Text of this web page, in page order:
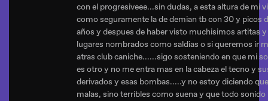
con el progresiveee...sin dudas, a esta altura de mi
como seguramente la de demian tb con 30 y picos
años y despues de haber visto muchisimos artitas y
lugares nombrados como saldias o si queremos ir
atras club caniche......sigo sosteniendo en que mi
es otro y no me entra mas en la cabeza el tecno y
derivados y esas bombas.....y no estoy diciendo
malas, sino terribles como suena y que todo sonido